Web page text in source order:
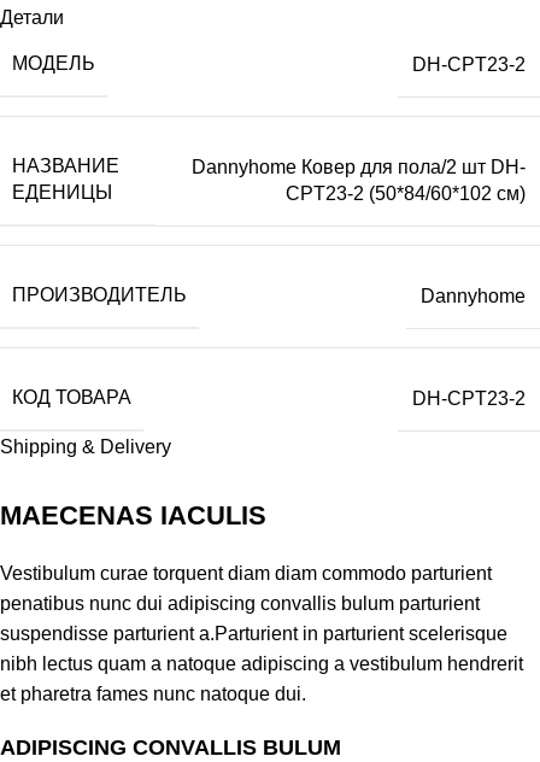
Детали
МОДЕЛЬ DH-CPT23-2
НАЗВАНИЕ
ЕДЕНИЦЫ
Dannyhome Ковер для пола/2 шт DH-
CPT23-2 (50*84/60*102 см)
ПРОИЗВОДИТЕЛЬ Dannyhome
КОД ТОВАРА DH-CPT23-2
Shipping & Delivery
MAECENAS IACULIS
Vestibulum curae torquent diam diam commodo parturient
penatibus nunc dui adipiscing convallis bulum parturient
suspendisse parturient a.Parturient in parturient scelerisque
nibh lectus quam a natoque adipiscing a vestibulum hendrerit
et pharetra fames nunc natoque dui.
ADIPISCING CONVALLIS BULUM